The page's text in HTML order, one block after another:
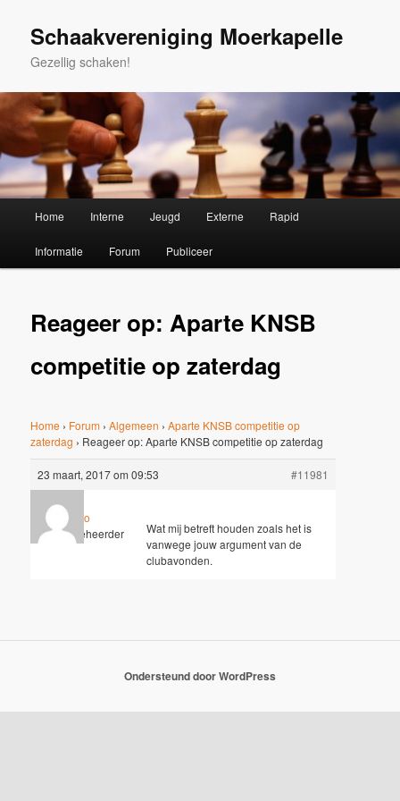
primaire
Schaakvereniging Moerkapelle
Gezellig schaken!
Home Interne Jeugd Externe Rapid
Informatie Forum Publiceer
Reageer op: Aparte KNSB
competitie op zaterdag
Home › Forum › Algemeen › Aparte KNSB competitie op
zaterdag › Reageer op: Aparte KNSB competitie op zaterdag
23 maart, 2017 om 09:53 #11981
Hugo
Sleutelbeheerder
Wat mij betreft houden zoals het is
vanwege jouw argument van de
clubavonden.
Ondersteund door WordPress